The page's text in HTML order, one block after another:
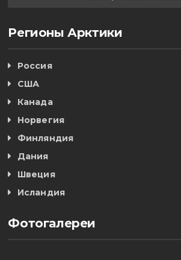
Регионы Арктики
Россия
США
Канада
Норвегия
Финляндия
Дания
Швеция
Исландия
Фотогалереи